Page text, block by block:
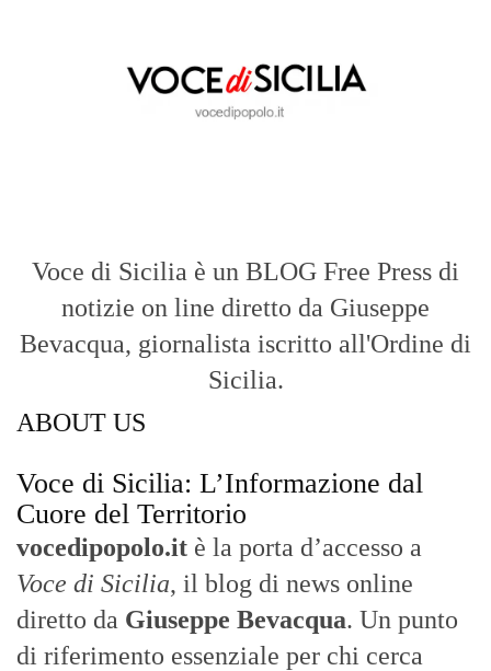
Voce di Sicilia è un BLOG Free Press di
notizie on line diretto da Giuseppe
Bevacqua, giornalista iscritto all'Ordine di
Sicilia.
ABOUT US
Voce di Sicilia: L’Informazione dal
Cuore del Territorio
vocedipopolo.it è la porta d’accesso a
Voce di Sicilia, il blog di news online
diretto da Giuseppe Bevacqua. Un punto
di riferimento essenziale per chi cerca